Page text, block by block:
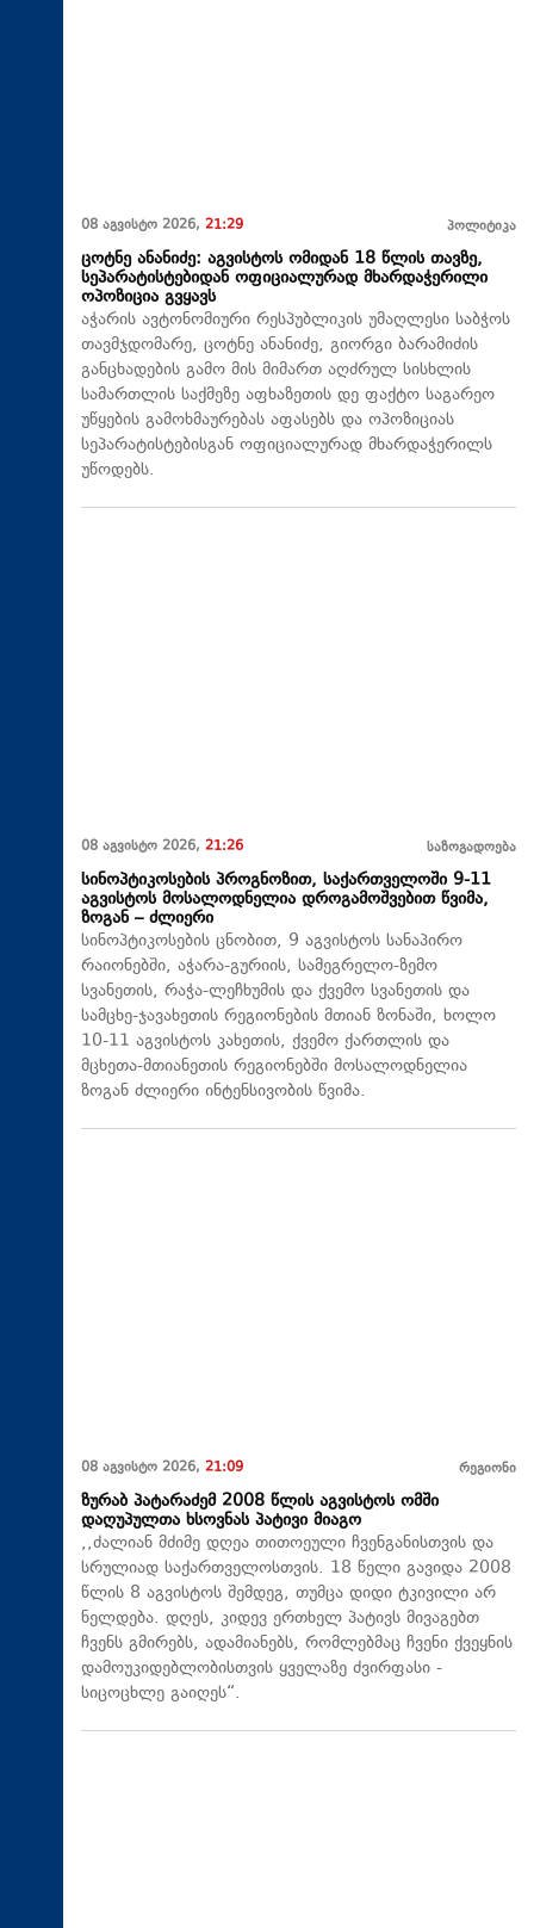
08 აგვისტო 2026, 21:29 პოლიტიკა
ცოტნე ანანიძე: აგვისტოს ომიდან 18 წლის თავზე,
სეპარატისტებიდან ოფიციალურად მხარდაჭერილი
ოპოზიცია გვყავს
აჭარის ავტონომიური რესპუბლიკის უმაღლესი საბჭოს
თავმჯდომარე, ცოტნე ანანიძე, გიორგი ბარამიძის
განცხადების გამო მის მიმართ აღძრულ სისხლის
სამართლის საქმეზე აფხაზეთის დე ფაქტო საგარეო
უწყების გამოხმაურებას აფასებს და ოპოზიციას
სეპარატისტებისგან ოფიციალურად მხარდაჭერილს
უწოდებს.
08 აგვისტო 2026, 21:26 საზოგადოება
სინოპტიკოსების პროგნოზით, საქართველოში 9-11
აგვისტოს მოსალოდნელია დროგამოშვებით წვიმა,
ზოგან – ძლიერი
სინოპტიკოსების ცნობით, 9 აგვისტოს სანაპირო
რაიონებში, აჭარა-გურიის, სამეგრელო-ზემო
სვანეთის, რაჭა-ლეჩხუმის და ქვემო სვანეთის და
სამცხე-ჯავახეთის რეგიონების მთიან ზონაში, ხოლო
10-11 აგვისტოს კახეთის, ქვემო ქართლის და
მცხეთა-მთიანეთის რეგიონებში მოსალოდნელია
ზოგან ძლიერი ინტენსივობის წვიმა.
08 აგვისტო 2026, 21:09 რეგიონი
ზურაბ პატარაძემ 2008 წლის აგვისტოს ომში
დაღუპულთა ხსოვნას პატივი მიაგო
,,ძალიან მძიმე დღეა თითოეული ჩვენგანისთვის და
სრულიად საქართველოსთვის. 18 წელი გავიდა 2008
წლის 8 აგვისტოს შემდეგ, თუმცა დიდი ტკივილი არ
ნელდება. დღეს, კიდევ ერთხელ პატივს მივაგებთ
ჩვენს გმირებს, ადამიანებს, რომლებმაც ჩვენი ქვეყნის
დამოუკიდებლობისთვის ყველაზე ძვირფასი -
სიცოცხლე გაიღეს“.